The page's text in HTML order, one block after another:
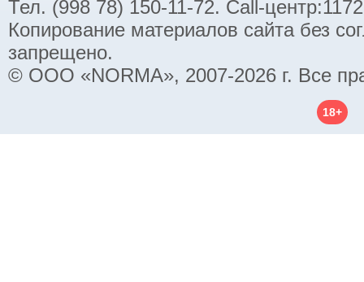
Тел. (998 78) 150-11-72. Call-
Копирование материалов сайта без
запрещено.
© ООО «NORMA», 2007-2026 г. Все
18+